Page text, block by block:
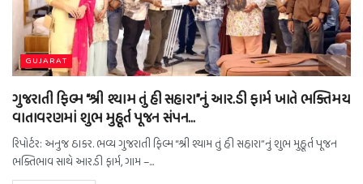
GUJARAT
ગુજરાતી ફિલ્મ “શ્રી શ્યામ તું હી સહારા”નું આર.ડી ફાર્મ ખાતે ભક્તિમય
વાતાવરણમાં શુભ મુહૂર્ત પૂજન સંપન…
રિપોર્ટર: અનુજ ઠાકર. ભવ્ય ગુજરાતી ફિલ્મ “શ્રી શ્યામ તું હી સહારા”નું શુભ મુહૂર્ત પૂજન
ભક્તિભાવ સાથે આર.ડી ફાર્મ, ગામ –...